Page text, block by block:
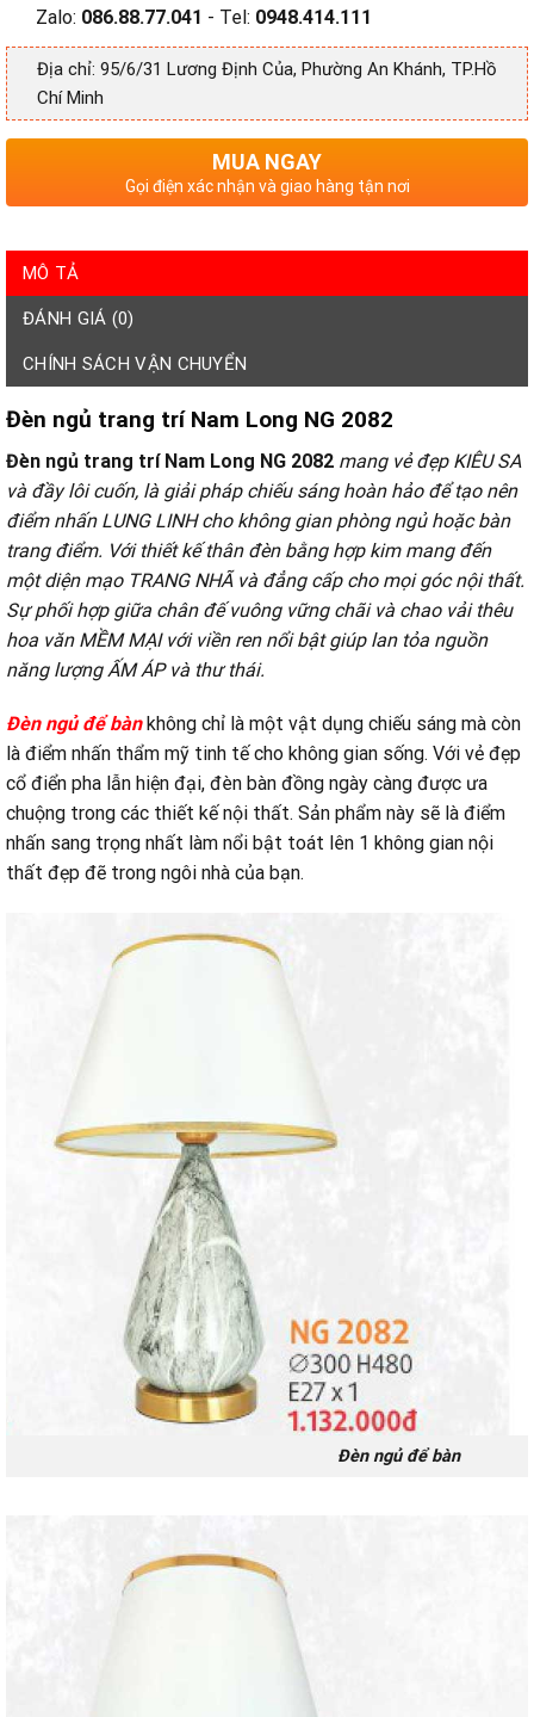
Zalo: 086.88.77.041 - Tel: 0948.414.111
Địa chỉ: 95/6/31 Lương Định Của, Phường An Khánh, TP.Hồ
Chí Minh
MUA NGAY
Gọi điện xác nhận và giao hàng tận nơi
MÔ TẢ
ĐÁNH GIÁ (0)
CHÍNH SÁCH VẬN CHUYỂN
Đèn ngủ trang trí Nam Long NG 2082
Đèn ngủ trang trí Nam Long NG 2082 mang vẻ đẹp KIÊU SA
và đầy lôi cuốn, là giải pháp chiếu sáng hoàn hảo để tạo nên
điểm nhấn LUNG LINH cho không gian phòng ngủ hoặc bàn
trang điểm. Với thiết kế thân đèn bằng hợp kim mang đến
một diện mạo TRANG NHÃ và đẳng cấp cho mọi góc nội thất.
Sự phối hợp giữa chân đế vuông vững chãi và chao vải thêu
hoa văn MỀM MẠI với viền ren nổi bật giúp lan tỏa nguồn
năng lượng ẤM ÁP và thư thái.
Đèn ngủ để bàn không chỉ là một vật dụng chiếu sáng mà còn
là điểm nhấn thẩm mỹ tinh tế cho không gian sống. Với vẻ đẹp
cổ điển pha lẫn hiện đại, đèn bàn đồng ngày càng được ưa
chuộng trong các thiết kế nội thất. Sản phẩm này sẽ là điểm
nhấn sang trọng nhất làm nổi bật toát lên 1 không gian nội
thất đẹp đẽ trong ngôi nhà của bạn.
Đèn ngủ để bàn